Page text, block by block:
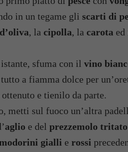
in un tegame gli scarti di
, la cipolla, la carota ed
sfuma con il vino
a fiamma dolce per
ottenuto e tienilo da parte.
metti sul fuoco un’altra
aglio e del prezzemolo tritato
gialli e rossi